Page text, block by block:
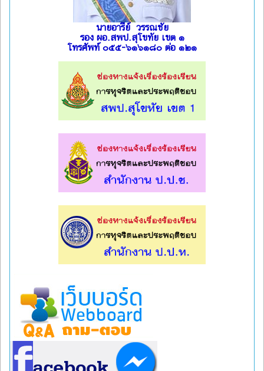
นายอารีย์ วรรณชัย
รอง ผอ.สพป.สุโขทัย เขต ๑
โทรศัพท์ ๐๕๕-๖๑๖๑๘๐ ต่อ ๑๒๑